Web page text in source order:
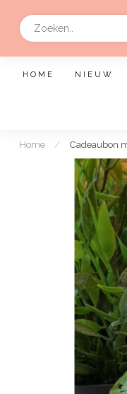
HOME NIEUW
Home / Cadeaubon